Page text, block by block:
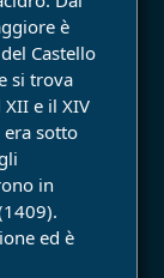
è
Castello
si trova
e il XIV
sotto
in
ed è